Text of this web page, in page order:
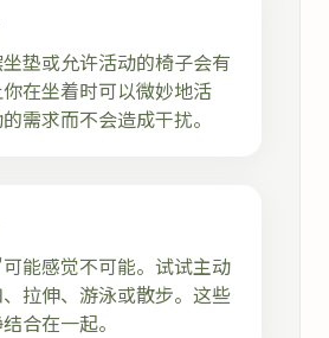
垫或允许活动的椅子会有
在坐着时可以微妙地活
需求而不会造成干扰。
能感觉不可能。试试主动
拉伸、游泳或散步。这些
合在一起。